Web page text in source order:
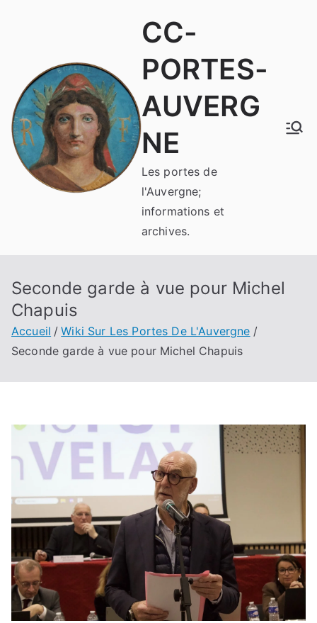
CC-
PORTES-
AUVERG
NE
Les portes de
l'Auvergne;
informations et
archives.
Seconde garde à vue pour Michel
Chapuis
Accueil
Wiki Sur Les Portes De L'Auvergne
Seconde garde à vue pour Michel Chapuis